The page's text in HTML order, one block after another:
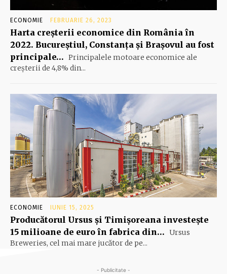
ECONOMIE FEBRUARIE 26, 2023
Harta creşterii economice din România în
2022. Bucureştiul, Constanţa şi Braşovul au fost
principale… Principalele motoare economice ale
creşterii de 4,8% din...
ECONOMIE IUNIE 15, 2025
Producătorul Ursus şi Timişoreana investeşte
15 milioane de euro în fabrica din… Ursus
Breweries, cel mai mare jucător de pe...
- Publicitate -